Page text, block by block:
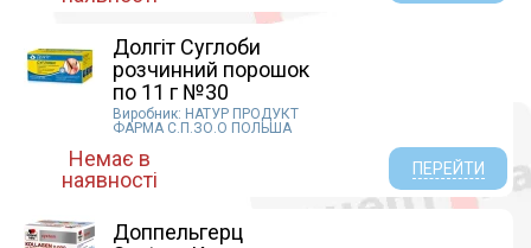
Долгіт Суглоби
розчинний порошок
по 11 г №30
Виробник: НАТУР ПРОДУКТ
ФАРМА С.П.ЗО.О ПОЛЬША
Немає в
наявності
ПЕРЕЙТИ
Доппельгерц